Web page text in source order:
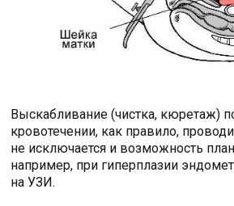
Выскабливание (чистка, кюретаж)
кровотечении, как правило,
не исключается и возможность
например, при гиперплазии
на УЗИ.